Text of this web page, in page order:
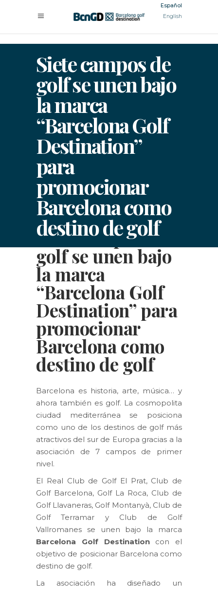
Español
English
Siete campos de
golf se unen bajo
la marca
“Barcelona Golf
Destination”
para
promocionar
Barcelona como
destino de golf
Siete campos de
golf se unen bajo
la marca
“Barcelona Golf
Destination” para
promocionar
Barcelona como
destino de golf
Barcelona es historia, arte, música… y
ahora también es golf. La cosmopolita
ciudad mediterránea se posiciona
como uno de los destinos de golf más
atractivos del sur de Europa gracias a la
asociación de 7 campos de primer
nivel.
El Real Club de Golf El Prat, Club de
Golf Barcelona, Golf La Roca, Club de
Golf Llavaneras, Golf Montanyà, Club de
Golf Terramar y Club de Golf
Vallromanes se unen bajo la marca
Barcelona Golf Destinationcon el
objetivo de posicionar Barcelona como
destino de golf.
La asociación ha diseñado un